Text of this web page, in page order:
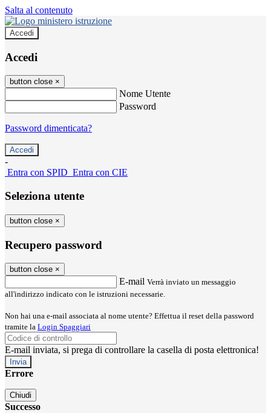
Salta al contenuto
Accedi
Accedi
button close ×
Nome Utente
Password
Password dimenticata?
-
Entra con SPID Entra con CIE
Seleziona utente
button close ×
Recupero password
button close ×
E-mail Verrà inviato un messaggio
all'indirizzo indicato con le istruzioni necessarie.
Non hai una e-mail associata al nome utente? Effettua il reset della password
tramite la Login Spaggiari
E-mail inviata, si prega di controllare la casella di posta elettronica!
Errore
Chiudi
Successo